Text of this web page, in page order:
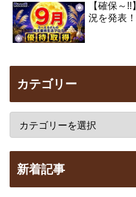
【確保～
況を発表
カテゴリー
新着記事